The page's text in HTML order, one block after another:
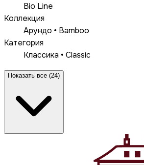
Bio Line
Коллекция
Арундо • Bamboo
Категория
Классика • Classic
Показать все (24)